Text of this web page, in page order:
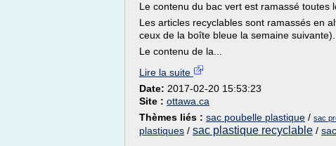
Le contenu du bac vert est ramassé toutes
Les articles recyclables sont ramassés en
ceux de la boîte bleue la semaine suivante).
Le contenu de la...
Lire la suite
Date: 2017-02-20 15:53:23
Site : ottawa.ca
Thèmes liés : sac poubelle plastique / sac
plastiques / sac plastique recyclable /